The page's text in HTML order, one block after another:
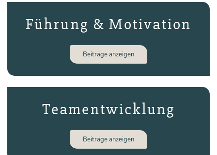
Führung & Motivation
Bei­trä­ge anzeigen
Team­­entwicklung
Bei­trä­ge anzeigen